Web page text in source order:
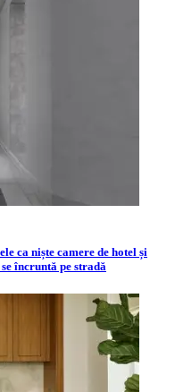
ca niște camere de hotel și
încruntă pe stradă